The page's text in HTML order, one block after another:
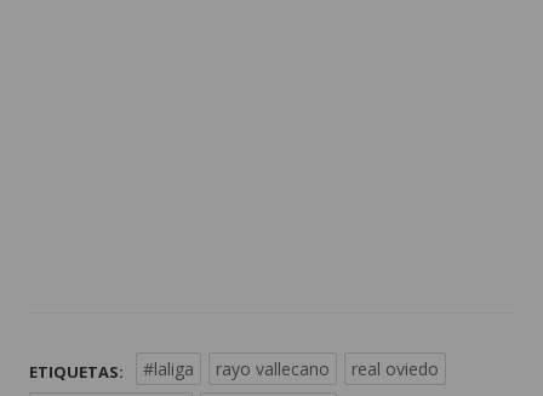
ETIQUETAS: #laliga rayo vallecano
real oviedo